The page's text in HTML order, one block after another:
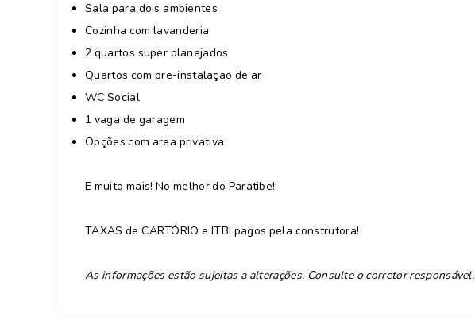
Sala para dois ambientes
Cozinha com lavanderia
2 quartos super planejados
Quartos com pre-instalaçao de ar
WC Social
1 vaga de garagem
Opções com area privativa
E muito mais! No melhor do Paratibe!!
TAXAS de CARTÓRIO e ITBI pagos pela construtora!
As informações estão sujeitas a alterações. Consulte o corretor responsável.